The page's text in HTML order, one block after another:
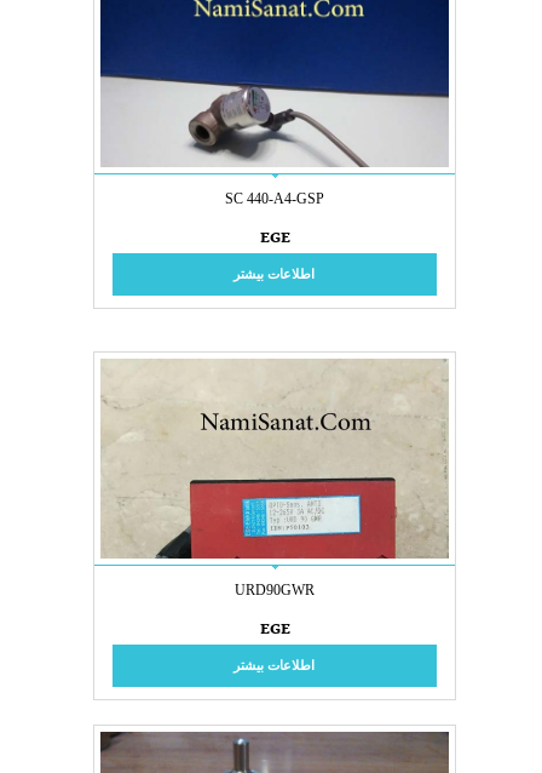
SC 440-A4-GSP
EGE
اطلاعات بیشتر
URD90GWR
EGE
اطلاعات بیشتر